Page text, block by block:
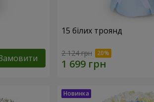
15 білих троянд
2 124 грн